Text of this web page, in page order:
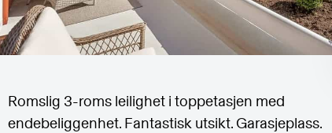
Romslig 3-roms leilighet i toppetasjen med
endebeliggenhet. Fantastisk utsikt. Garasjeplass.